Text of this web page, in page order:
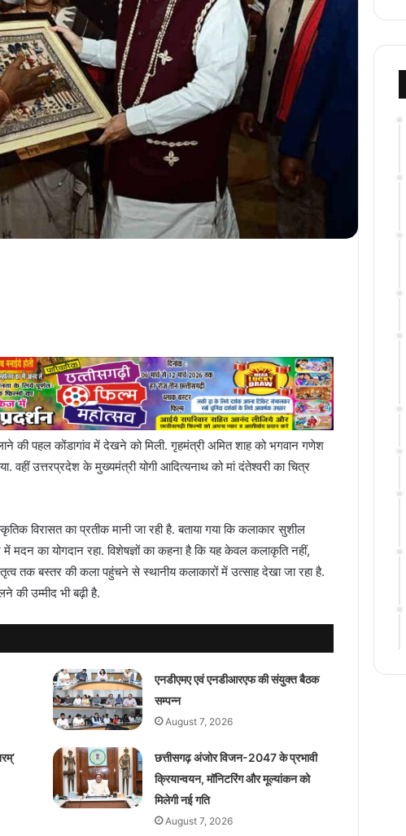
की पहल कोंडागांव में देखने को मिली. गृहमंत्री अमित शाह को भगवान गणेश
वहीं उत्तरप्रदेश के मुख्यमंत्री योगी आदित्यनाथ को मां दंतेश्वरी का चित्र
विरासत का प्रतीक मानी जा रही है. बताया गया कि कलाकार सुशील
का योगदान रहा. विशेषज्ञों का कहना है कि यह केवल कलाकृति नहीं,
तक बस्तर की कला पहुंचने से स्थानीय कलाकारों में उत्साह देखा जा रहा है.
की उम्मीद भी बढ़ी है.
एनडीएमए एवं एनडीआरएफ की संयुक्त बैठक
सम्पन्न
August 7, 2026
छत्तीसगढ़ अंजोर विजन-2047 के प्रभावी
क्रियान्वयन, मॉनिटरिंग और मूल्यांकन को
मिलेगी नई गति
August 7, 2026